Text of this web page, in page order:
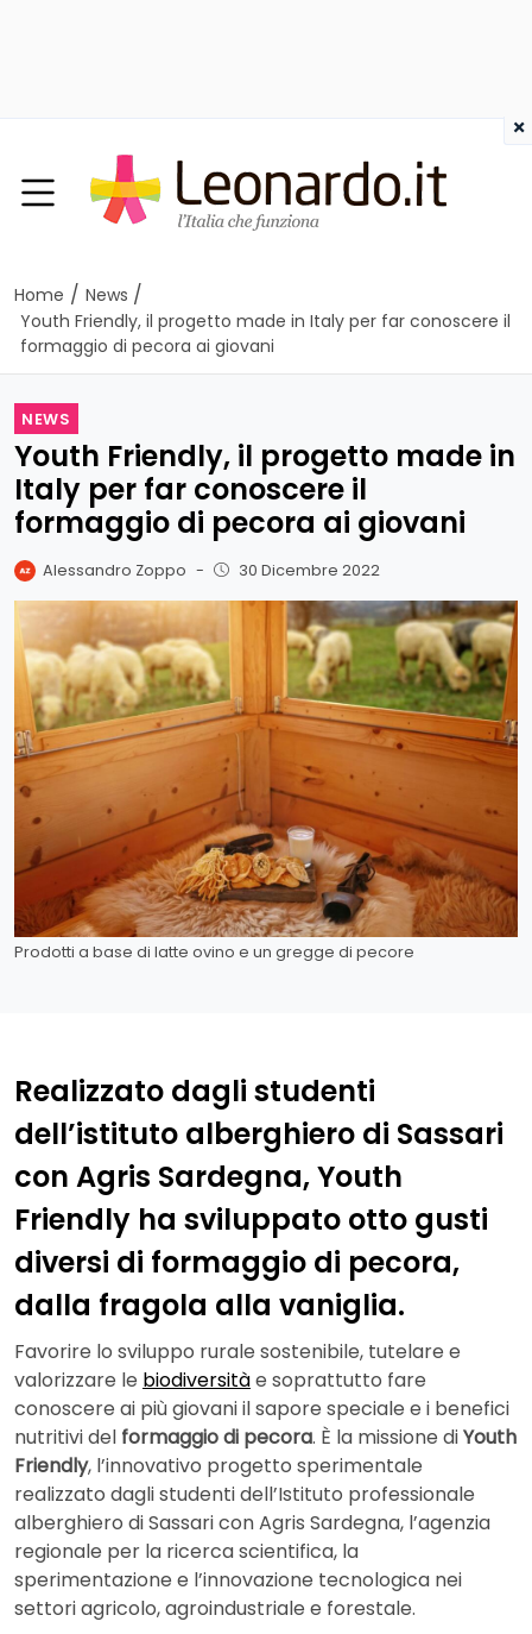
Home / News /
Youth Friendly, il progetto made in Italy per far conoscere il
formaggio di pecora ai giovani
NEWS
Youth Friendly, il progetto made in
Italy per far conoscere il
formaggio di pecora ai giovani
Alessandro Zoppo - 30 Dicembre 2022
Prodotti a base di latte ovino e un gregge di pecore
Realizzato dagli studenti
dell’istituto alberghiero di Sassari
con Agris Sardegna, Youth
Friendly ha sviluppato otto gusti
diversi di formaggio di pecora,
dalla fragola alla vaniglia.
Favorire lo sviluppo rurale sostenibile, tutelare e
valorizzare le biodiversitàe soprattutto fare
conoscere ai più giovani il sapore speciale e i benefici
nutritivi del formaggio di pecora. È la missione diYouth
Friendly, l’innovativo progetto sperimentale
realizzato dagli studenti dell’Istituto professionale
alberghiero di Sassari con Agris Sardegna, l’agenzia
regionale per la ricerca scientifica, la
sperimentazione e l’innovazione tecnologica nei
settori agricolo, agroindustriale e forestale.
×